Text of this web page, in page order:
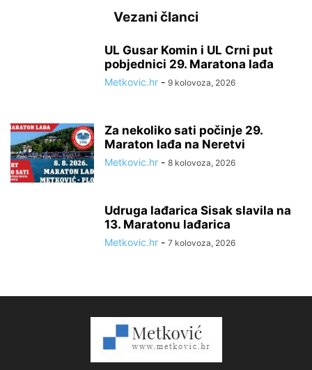
Vezani članci
UL Gusar Komin i UL Crni put
pobjednici 29. Maratona lađa
Metkovic.hr - 9 kolovoza, 2026
Za nekoliko sati počinje 29.
Maraton lađa na Neretvi
Metkovic.hr - 8 kolovoza, 2026
Udruga lađarica Sisak slavila na
13. Maratonu lađarica
Metkovic.hr - 7 kolovoza, 2026